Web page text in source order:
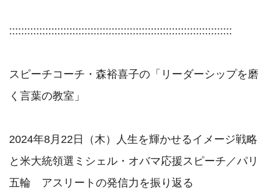
::::::::::::::::::::::::::::::::::::::::::::::::::::::::::::::::::::::::::
スピーチコーチ・森裕喜子の「リーダーシップを磨
く言葉の教室」
2024年8月22日（木）人生を輝かせるイメージ戦略
と米大統領選ミシェル・オバマ応援スピーチ／パリ
五輪　アスリートの発信力を振り返る